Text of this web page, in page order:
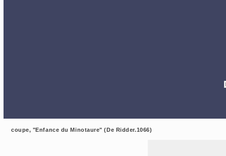
coupe, "Enfance du Minotaure" (De Ridder.1066)